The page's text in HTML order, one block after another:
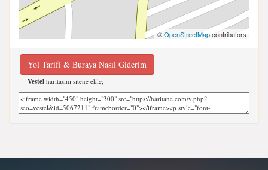
©OpenStreetMapcontributors
Yol Tarifi & Buraya Nasıl Giderim
Vestel haritasını sitene ekle;